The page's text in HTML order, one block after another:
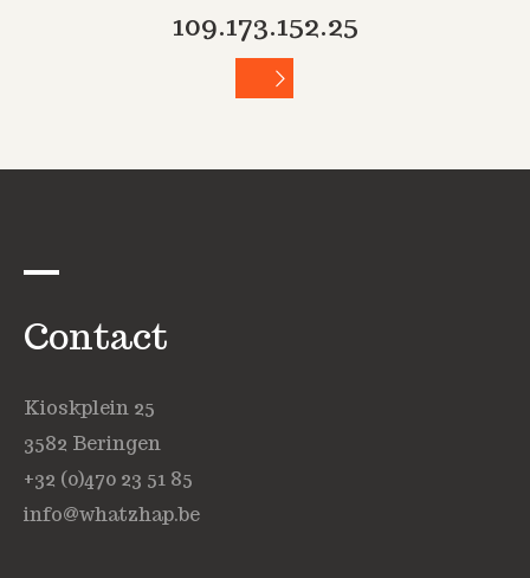
109.173.152.25
Contact
Kioskplein 25
3582 Beringen
+32 (0)470 23 51 85
info@whatzhap.be